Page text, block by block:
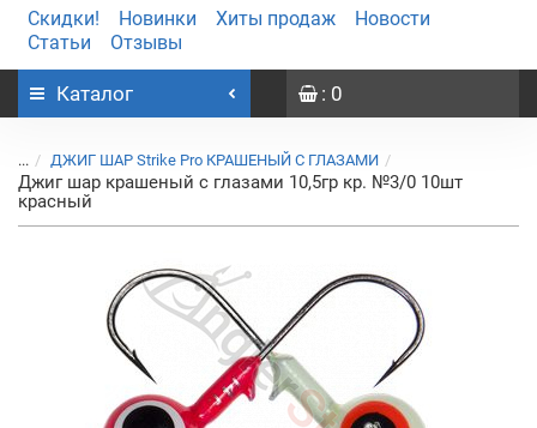
Скидки! Новинки Хиты продаж
Новости
Статьи
Отзывы
Каталог : 0
... ДЖИГ ШАР Strike Pro КРАШЕНЫЙ С ГЛАЗАМИ
Джиг шар крашеный с глазами 10,5гр кр. №3/0 10шт
красный